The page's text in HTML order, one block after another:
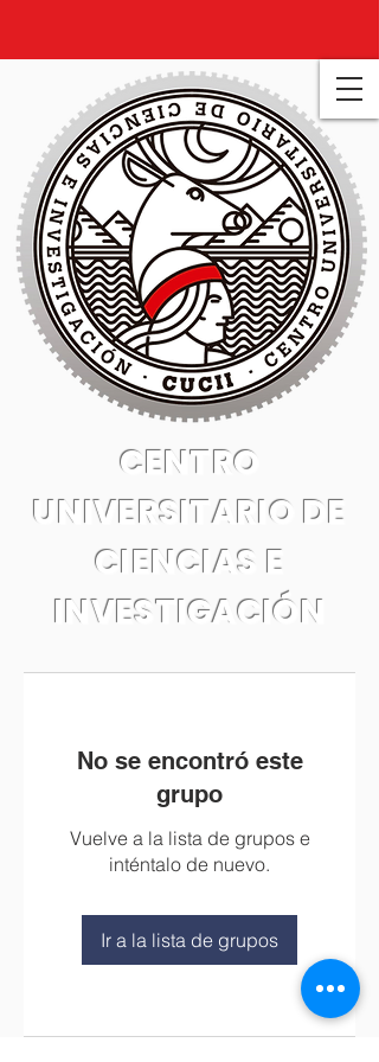
CENTRO
UNIVERSITARIO DE
CIENCIAS E
INVESTIGACIÓN
No se encontró este
grupo
Vuelve a la lista de grupos e
inténtalo de nuevo.
Ir a la lista de grupos